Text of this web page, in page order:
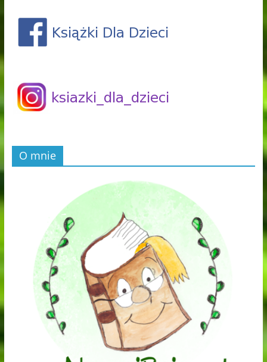
O mnie